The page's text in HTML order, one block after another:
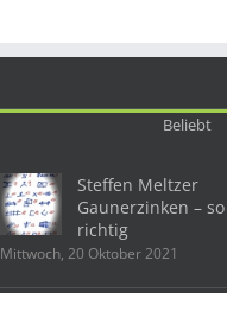
Beliebt
Steffen Meltzer
Gaunerzinken –
richtig
Mittwoch, 20 Oktober 2021